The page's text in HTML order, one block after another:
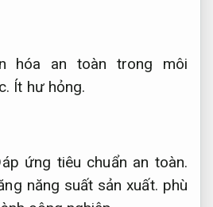
hóa an toàn trong môi
Ít hư hỏng.
ứng tiêu chuẩn an toàn.
năng suất sản xuất. phù